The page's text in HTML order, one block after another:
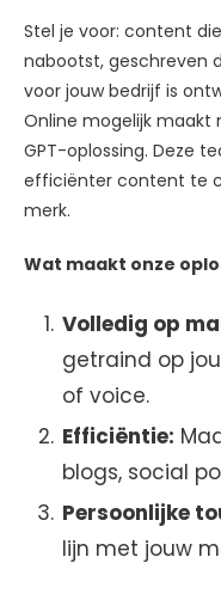
Stel je voor: content
nabootst, geschreven
voor jouw bedrijf is
Online mogelijk
GPT-oplossing. Deze
efficiënter content te
merk.
Wat maakt onze
Volledig op
getraind op
of voice.
Efficiëntie:
blogs, social
Persoonlijke
lijn met jouw